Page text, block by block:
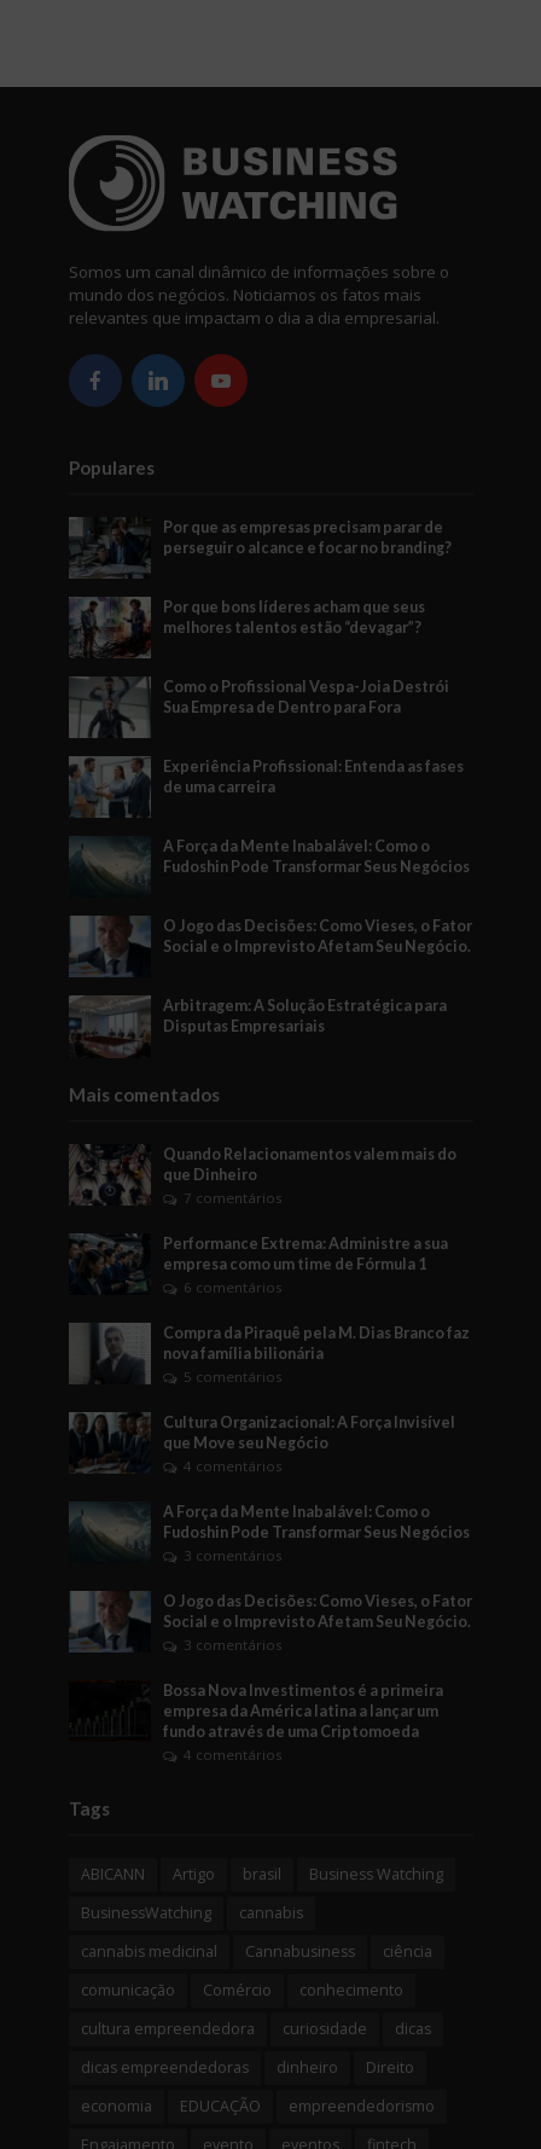
Somos um canal dinâmico de informações sobre o
mundo dos negócios. Noticiamos os fatos mais
relevantes que impactam o dia a dia empresarial.
Populares
Por que as empresas precisam parar de
perseguir o alcance e focar no branding?
Por que bons líderes acham que seus
melhores talentos estão “devagar”?
Como o Profissional Vespa-Joia Destrói
Sua Empresa de Dentro para Fora
Experiência Profissional: Entenda as fases
de uma carreira
A Força da Mente Inabalável: Como o
Fudoshin Pode Transformar Seus Negócios
O Jogo das Decisões: Como Vieses, o Fator
Social e o Imprevisto Afetam Seu Negócio.
Arbitragem: A Solução Estratégica para
Disputas Empresariais
Mais comentados
Quando Relacionamentos valem mais do
que Dinheiro
7 comentários
Performance Extrema: Administre a sua
empresa como um time de Fórmula 1
6 comentários
Compra da Piraquê pela M. Dias Branco faz
nova família bilionária
5 comentários
Cultura Organizacional: A Força Invisível
que Move seu Negócio
4 comentários
A Força da Mente Inabalável: Como o
Fudoshin Pode Transformar Seus Negócios
3 comentários
O Jogo das Decisões: Como Vieses, o Fator
Social e o Imprevisto Afetam Seu Negócio.
3 comentários
Bossa Nova Investimentos é a primeira
empresa da América latina a lançar um
fundo através de uma Criptomoeda
4 comentários
Tags
ABICANN Artigo brasil
Business Watching
BusinessWatching
cannabis
cannabis medicinal
Cannabusiness
ciência
comunicação
Comércio
conhecimento
cultura empreendedora
curiosidade
dicas
dicas empreendedoras
dinheiro
Direito
economia
EDUCAÇÃO
empreendedorismo
Engajamento
evento eventos fintech